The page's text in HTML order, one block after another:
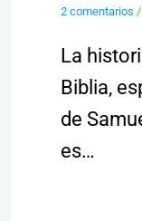
2 comentarios /
La
Biblia,
de
es…